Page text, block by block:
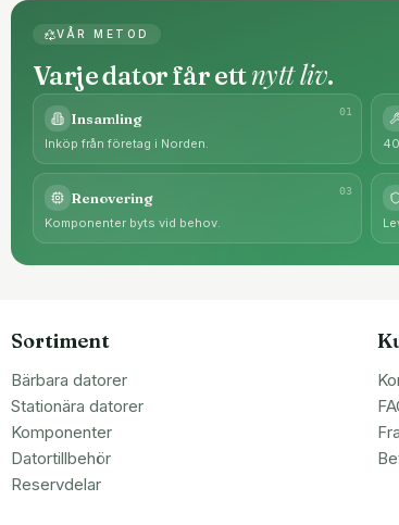
VÅR METOD
Varje dator får ettnytt liv.
01
Insamling
Inköp från företag i Norden.
03
Renovering
Komponenter byts vid behov.
Sortiment
Bärbara datorer
Stationära datorer
Komponenter
Datortillbehör
Reservdelar